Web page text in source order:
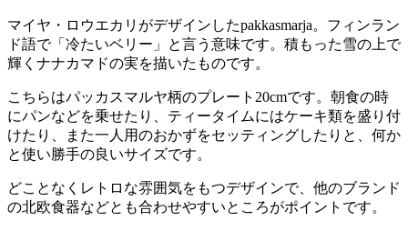
マイヤ・ロウエカリがデザインしたpakkasmarja。フィンラン
ド語で「冷たいベリー」と言う意味です。積もった雪の上で
輝くナナカマドの実を描いたものです。
こちらはパッカスマルヤ柄のプレート20cmです。朝食の時
にパンなどを乗せたり、ティータイムにはケーキ類を盛り付
けたり、また一人用のおかずをセッティングしたりと、何か
と使い勝手の良いサイズです。
どことなくレトロな雰囲気をもつデザインで、他のブランド
の北欧食器などとも合わせやすいところがポイントです。